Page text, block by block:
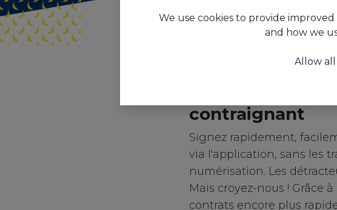
Features
contraignant
Signez rapidement,
via l'application, sans les
numérisation. Les
Mais croyez-nous ! Grâce
contrats encore plus
We use cookies to provide
and how we
Allow all